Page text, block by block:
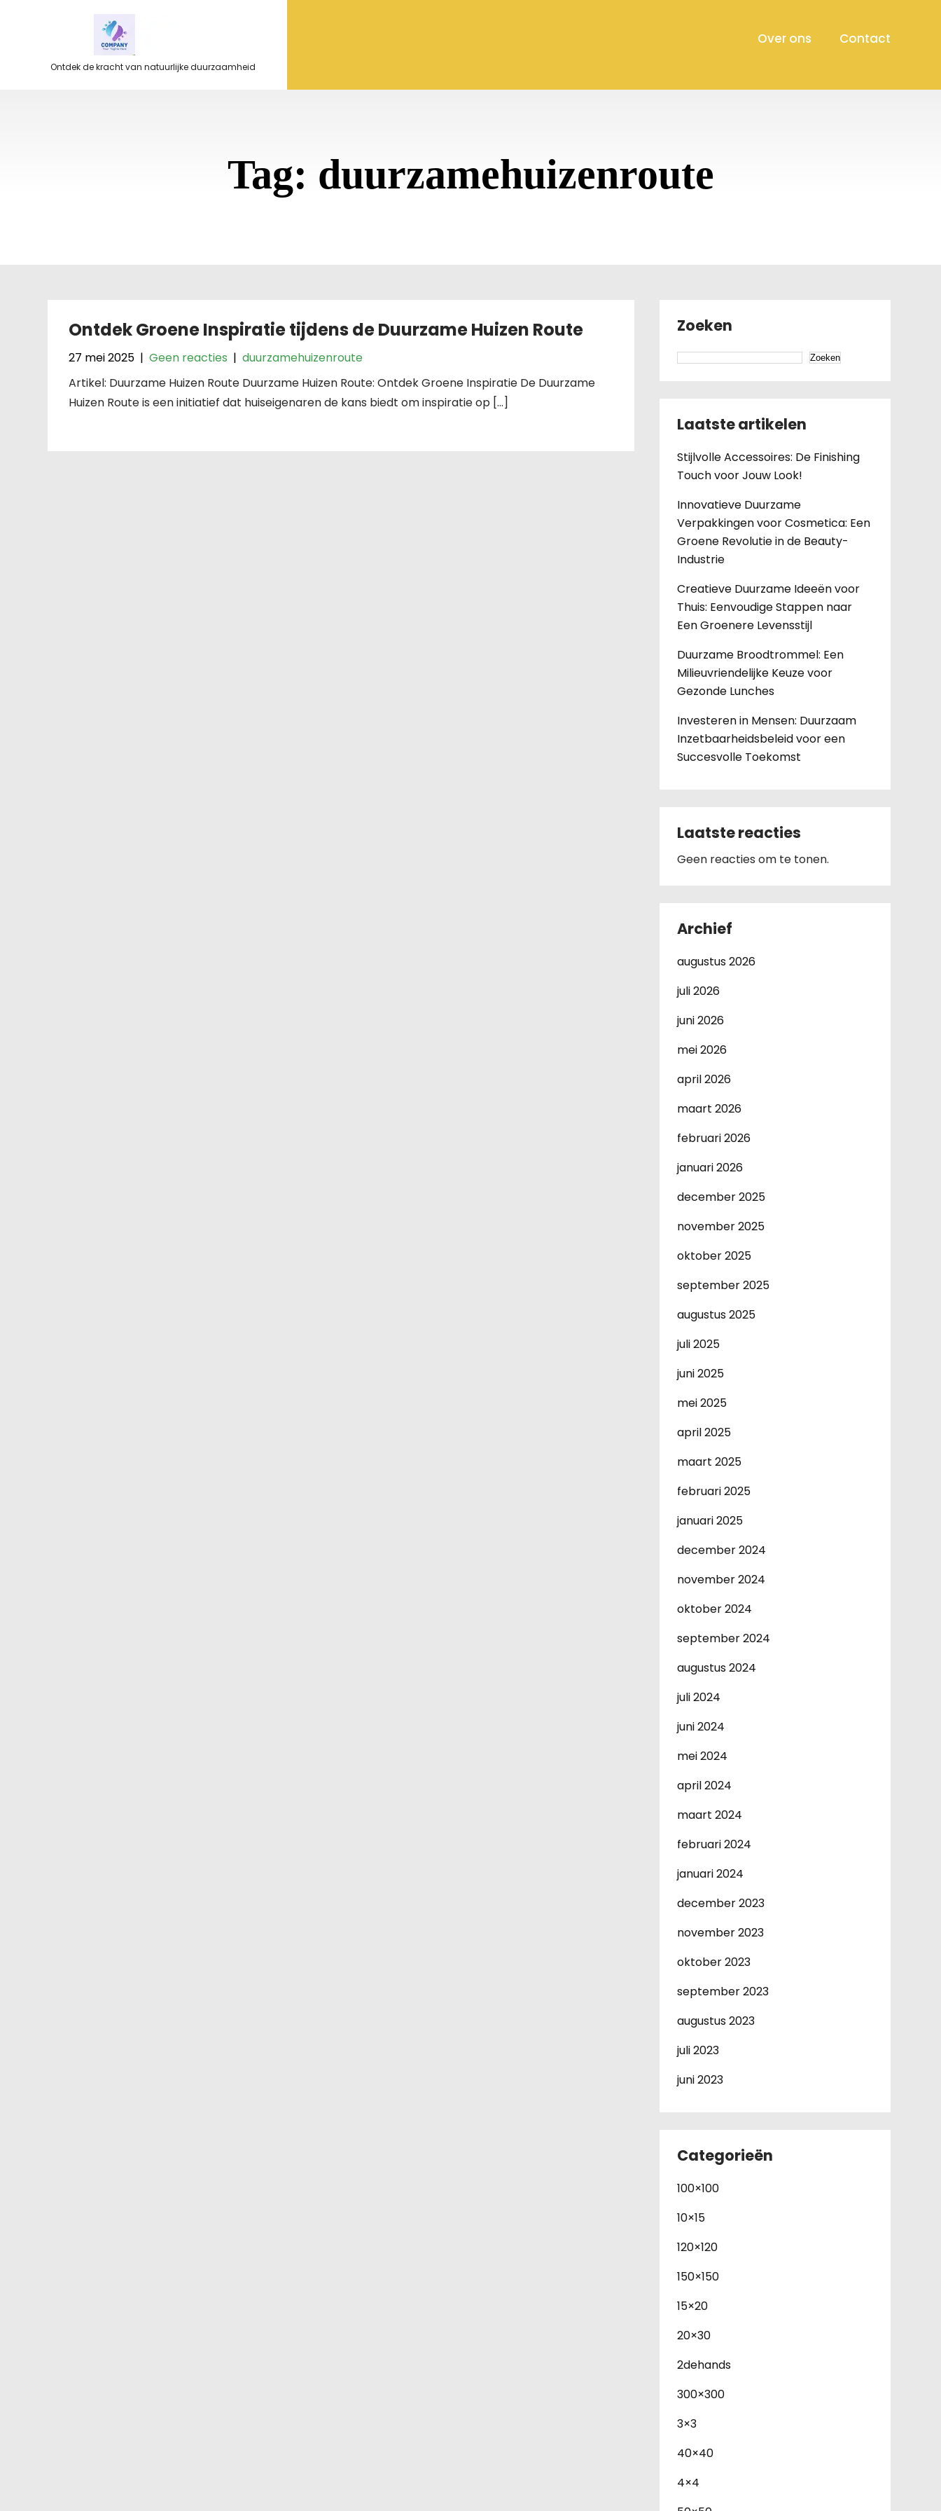
Ontdek de kracht van natuurlijke duurzaamheid
Over ons Contact
Tag: duurzamehuizenroute
Ontdek Groene Inspiratie tijdens de Duurzame Huizen Route
27 mei 2025 | Geen reacties | duurzamehuizenroute
Artikel: Duurzame Huizen Route Duurzame Huizen Route: Ontdek Groene Inspiratie De Duurzame
Huizen Route is een initiatief dat huiseigenaren de kans biedt om inspiratie op […]
Zoeken
Zoeken
Laatste artikelen
Stijlvolle Accessoires: De Finishing
Touch voor Jouw Look!
Innovatieve Duurzame
Verpakkingen voor Cosmetica: Een
Groene Revolutie in de Beauty-
Industrie
Creatieve Duurzame Ideeën voor
Thuis: Eenvoudige Stappen naar
Een Groenere Levensstijl
Duurzame Broodtrommel: Een
Milieuvriendelijke Keuze voor
Gezonde Lunches
Investeren in Mensen: Duurzaam
Inzetbaarheidsbeleid voor een
Succesvolle Toekomst
Laatste reacties
Geen reacties om te tonen.
Archief
augustus 2026
juli 2026
juni 2026
mei 2026
april 2026
maart 2026
februari 2026
januari 2026
december 2025
november 2025
oktober 2025
september 2025
augustus 2025
juli 2025
juni 2025
mei 2025
april 2025
maart 2025
februari 2025
januari 2025
december 2024
november 2024
oktober 2024
september 2024
augustus 2024
juli 2024
juni 2024
mei 2024
april 2024
maart 2024
februari 2024
januari 2024
december 2023
november 2023
oktober 2023
september 2023
augustus 2023
juli 2023
juni 2023
Categorieën
100×100
10×15
120×120
150×150
15×20
20×30
2dehands
300×300
3×3
40×40
4×4